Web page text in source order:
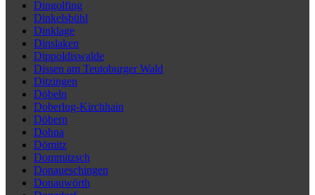
Dingolfing
Dinkelsbühl
Dinklage
Dinslaken
Dippoldiswalde
Dissen am Teutoburger Wald
Ditzingen
Döbeln
Doberlug-Kirchhain
Döbern
Dohna
Dömitz
Dommitzsch
Donaueschingen
Donauwörth